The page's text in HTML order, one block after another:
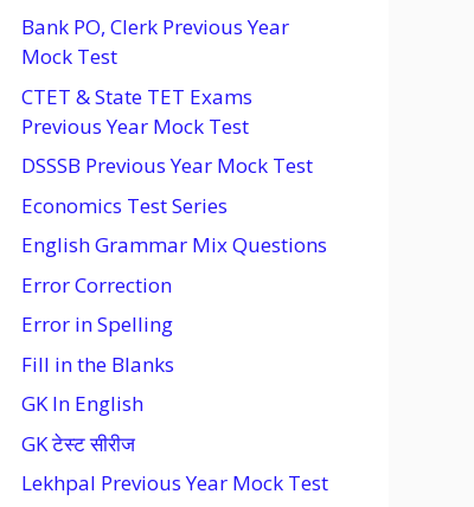
Bank PO, Clerk Previous Year
Mock Test
CTET & State TET Exams
Previous Year Mock Test
DSSSB Previous Year Mock Test
Economics Test Series
English Grammar Mix Questions
Error Correction
Error in Spelling
Fill in the Blanks
GK In English
GK टेस्ट सीरीज
Lekhpal Previous Year Mock Test